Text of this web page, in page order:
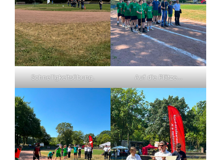
Schnelligkeitsübung. Auf die Plätze…